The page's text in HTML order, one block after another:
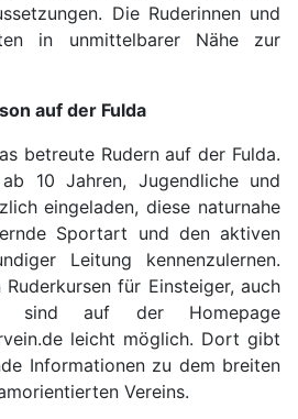
Die Ruderinnen und
in unmittelbarer Nähe zur
auf der Fulda
betreute Rudern auf der Fulda.
10 Jahren, Jugendliche und
eingeladen, diese naturnahe
Sportart und den aktiven
Leitung kennenzulernen.
für Einsteiger, auch
sind auf der Homepage
leicht möglich. Dort gibt
Informationen zu dem breiten
Vereins.